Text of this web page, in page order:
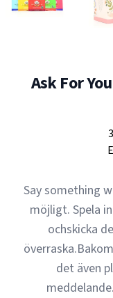
Ask For
Say something
möjligt. Spela
ochskicka
det även